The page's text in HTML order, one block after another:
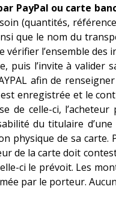
PayPal ou carte
(quantités,
que le nom du
vérifier l’ensemble
puis l’invite à valider
afin de
enregistrée et le
de celle-ci,
du titulaire
physique de sa
de la carte doit
ci le prévoit. Les
par le porteur.